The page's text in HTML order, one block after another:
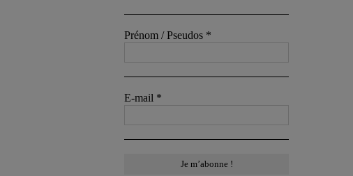
Prénom / Pseudos *
E-mail *